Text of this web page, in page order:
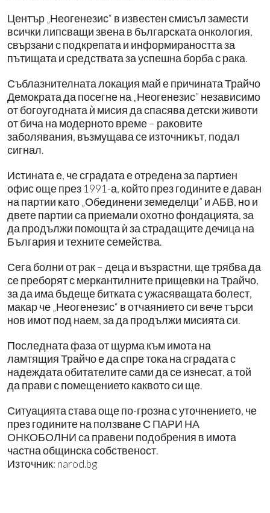
Център „Неогенезис“ в известен смисъл замести
всички липсващи звена в българската онкология,
свързани с подкрепата и информираността за
пътищата и средствата за успешна борба с рака.
Съблазнителната локация май е причината Трайчо
Демократа да посегне на „Неогенезис” независимо
от богоугодната ѝ мисия да спасява детски животи
от бича на модерното време – раковите
заболявания, възмущава се източникът, подал
сигнал.
Истината е, че сградата е отредена за партиен
офис още през 1991-а, който през годините е даван
на партии като „Обединени земеделци” и АБВ, но и
двете партии са приемали охотно фондацията, за
да продължи помощта ѝ за страдащите дечица на
България и техните семейства.
Сега болни от рак – деца и възрастни, ще трябва да
се преборят с меркантилните прищевки на Трайчо,
за да има бъдеще битката с ужасяващата болест,
макар че „Неогенезис“ в отчаянието си вече търси
нов имот под наем, за да продължи мисията си.
Последната фаза от щурма към имота на
ламтящия Трайчо е да спре тока на сградата с
надеждата обитателите сами да се изнесат, а той
да прави с помещението каквото си ще.
Ситуацията става още по-грозна с уточнението, че
през годините на ползване С ПАРИ НА
ОНКОБОЛНИ са правени подобрения в имота
частна общинска собственост.
Източник: narod.bg